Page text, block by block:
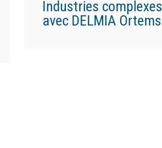
Industries complexes
avec DELMIA Ortems